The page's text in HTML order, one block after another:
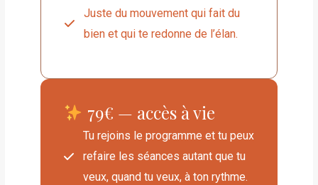
Juste du mouvement qui fait du
bien et qui te redonne de l’élan.
79€ — accès à vie
Tu rejoins le programme et tu peux
refaire les séances autant que tu
veux, quand tu veux, à ton rythme.